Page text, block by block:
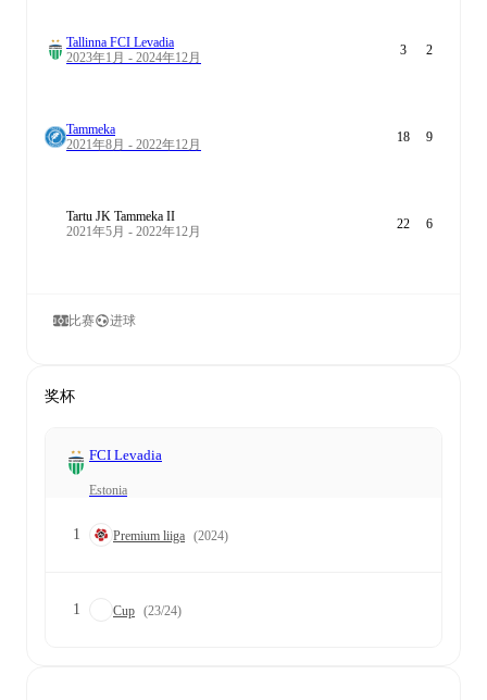
Tallinna FCI Levadia
2023年1月 - 2024年12月
3 2
Tammeka
2021年8月 - 2022年12月
18 9
Tartu JK Tammeka II
2021年5月 - 2022年12月
22 6
比赛 进球
奖杯
FCI Levadia
Estonia
1 Premium liiga (2024)
1 Cup (23/24)